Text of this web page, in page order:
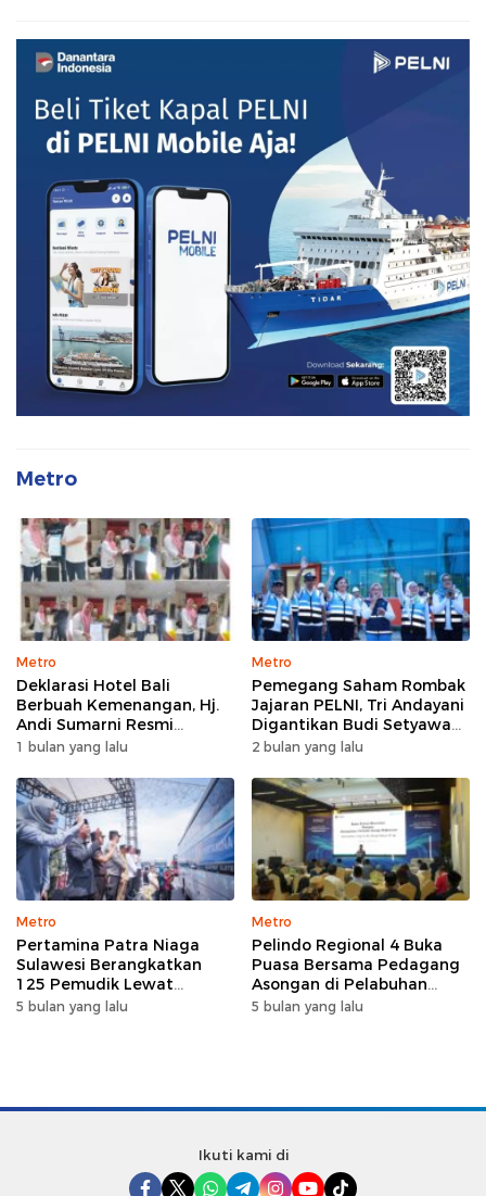
Metro
Metro
Deklarasi Hotel Bali
Berbuah Kemenangan, Hj.
Andi Sumarni Resmi
Nahkodai DPW FK PKBM
1 bulan yang lalu
Metro
Pemegang Saham Rombak
Jajaran PELNI, Tri Andayani
Digantikan Budi Setyawan
Wijaya sebagai Dirut
2 bulan yang lalu
Metro
Pertamina Patra Niaga
Sulawesi Berangkatkan
125 Pemudik Lewat
Program Mudik Gratis
5 bulan yang lalu
Metro
Pelindo Regional 4 Buka
Puasa Bersama Pedagang
Asongan di Pelabuhan
Makassar, Perkuat
5 bulan yang lalu
Ikuti kami di